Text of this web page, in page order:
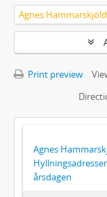
Print preview
Agnes
årsdagen